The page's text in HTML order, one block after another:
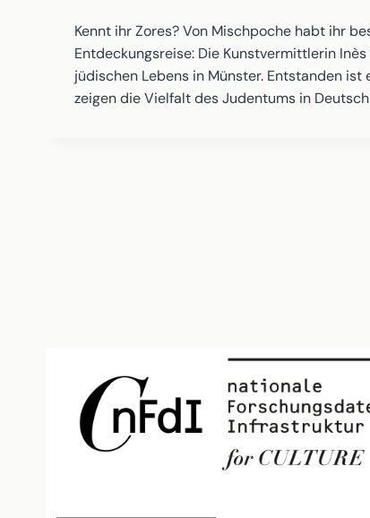
Kennt ihr Zores? Von Mischpoche habt ihr
Entdeckungsreise: Die Kunstvermittlerin
jüdischen Lebens in Münster. Entstanden
zeigen die Vielfalt des Judentums in